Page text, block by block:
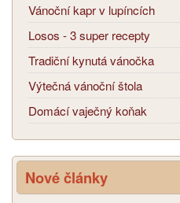
Vánoční kapr v lupíncích
Losos - 3 super recepty
Tradiční kynutá vánočka
Výtečná vánoční štola
Domácí vaječný koňak
Nové články